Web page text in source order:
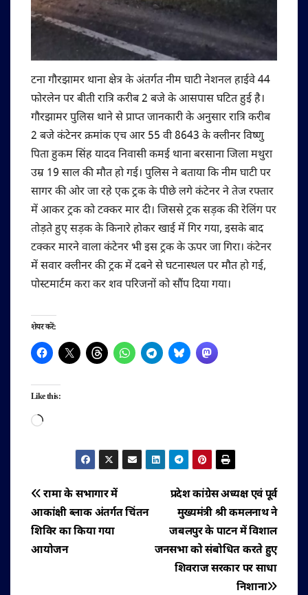
टना गौरझामर थाना क्षेत्र के अंतर्गत नीम घाटी नेशनल हाईवे 44
फोरलेन पर बीती रात्रि करीब 2 बजे के आसपास घटित हुई है।
गौरझामर पुलिस थाने से प्राप्त जानकारी के अनुसार रात्रि करीब
2 बजे कंटेनर क्रमांक एच आर 55 वी 8643 के क्लीनर विष्णु
पिता हुकम सिंह यादव निवासी कमई थाना बरसाना जिला मथुरा
उम्र 19 साल की मौत हो गई। पुलिस ने बताया कि नीम घाटी पर
सागर की ओर जा रहे एक ट्रक के पीछे लगे कंटेनर ने तेज रफ्तार
में आकर ट्रक को टक्कर मार दी। जिससे ट्रक सड़क की रेलिंग पर
तोड़ते हुए सड़क के किनारे होकर खाई में गिर गया, इसके बाद
टक्कर मारने वाला कंटेनर भी इस ट्रक के ऊपर जा गिरा। कंटेनर
में सवार क्लीनर की ट्रक में दबने से घटनास्थल पर मौत हो गई,
पोस्टमार्टम करा कर शव परिजनों को सौंप दिया गया।
शेयर करें:
Like this:
Loading…
पोस्ट
नेविगेशन
प्रदेश कांग्रेस अध्यक्ष एवं पूर्व
मुख्यमंत्री श्री कमलनाथ ने
जबलपुर के पाटन में विशाल
जनसभा को संबोधित करते हुए
शिवराज सरकार पर साधा
निशाना
रामा के सभागार में
आकांक्षी ब्लाक अंतर्गत चिंतन
शिविर का किया गया
आयोजन